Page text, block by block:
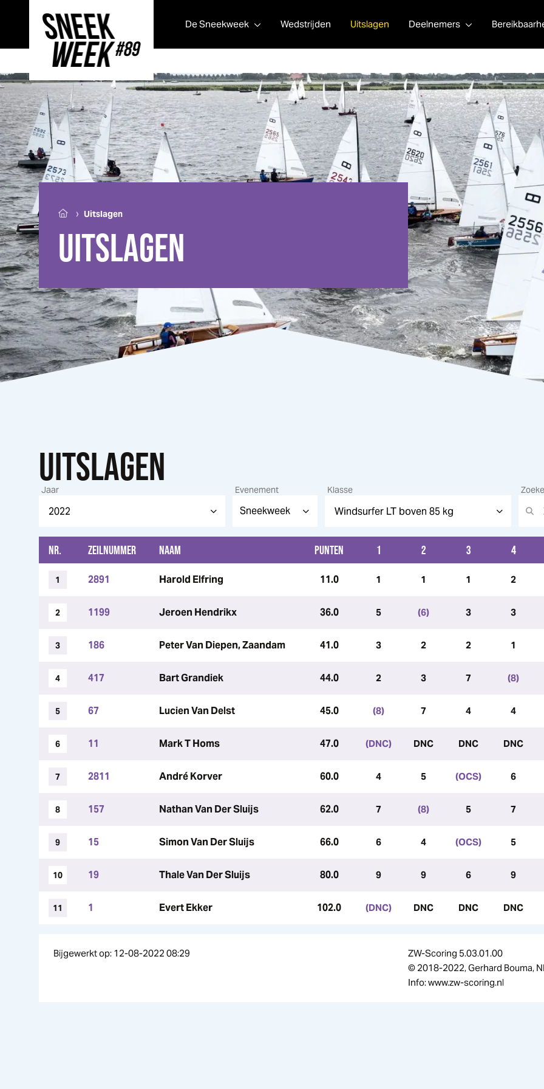
Sneekweek
DeSneekweek Wedstrijden Uitslagen Deelnemers
UITSLAGEN
› Uitslagen
UITSLAGEN
Jaar Evenement Klasse
NR. ZEILNUMMER NAAM PUNTEN 1 2 3 4
1 2891 Harold Elfring 11.0 1 1 1 2
2 1199 Jeroen Hendrikx 36.0 5 (6) 3 3
3 186 Peter Van Diepen, Zaandam 41.0 3 2 2 1
4 417 Bart Grandiek 44.0 2 3 7 (8)
5 67 Lucien Van Delst 45.0 (8) 7 4 4
6 11 Mark T Homs 47.0 (DNC) DNC DNC DNC
7 2811 André Korver 60.0 4 5 (OCS) 6
8 157 Nathan Van Der Sluijs 62.0 7 (8) 5 7
9 15 Simon Van Der Sluijs 66.0 6 4 (OCS) 5
10 19 Thale Van Der Sluijs 80.0 9 9 6 9
11 1 Evert Ekker 102.0 (DNC) DNC DNC DNC
Bijgewerkt op: 12-08-2022 08:29
ZW-Scoring 5.03.01.00
© 2018-2022, Gerhard Bouma,
Info: www.zw-scoring.nl